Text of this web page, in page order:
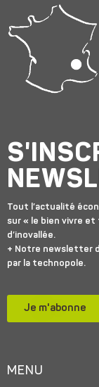
Tout l’actualité
sur « le bien vivre
d’inovallée.
+ Notre newsletter
par la technopole.
Je m'abonne
MENU